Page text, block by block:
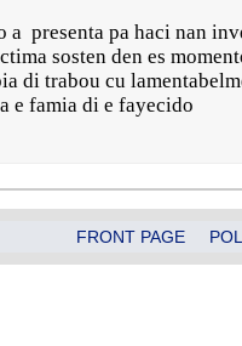
a presenta pa haci nan
sosten den es
di trabou cu
e famia di e fayecido
FRONT PAGE